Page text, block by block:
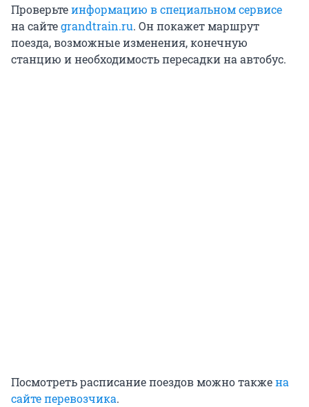
Проверьтеинформацию в специальном сервисе
на сайтеgrandtrain.ru. Он покажет маршрут
поезда, возможные изменения, конечную
станцию и необходимость пересадки на автобус.
Посмотреть расписание поездов можно такжена
сайте перевозчика.